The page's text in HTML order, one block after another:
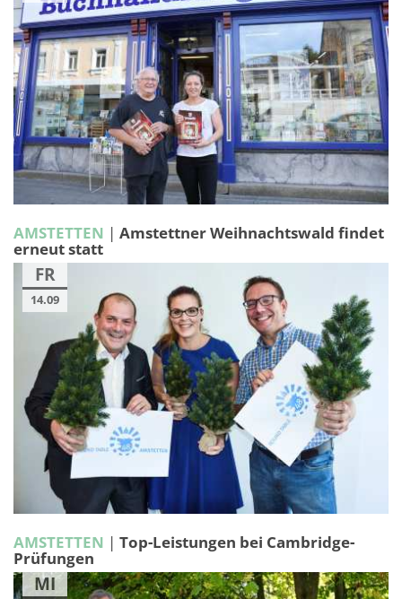
AMSTETTEN | Amstettner Weihnachtswald findet
erneut statt
FR
14.09
AMSTETTEN | Top-Leistungen bei Cambridge-
Prüfungen
MI